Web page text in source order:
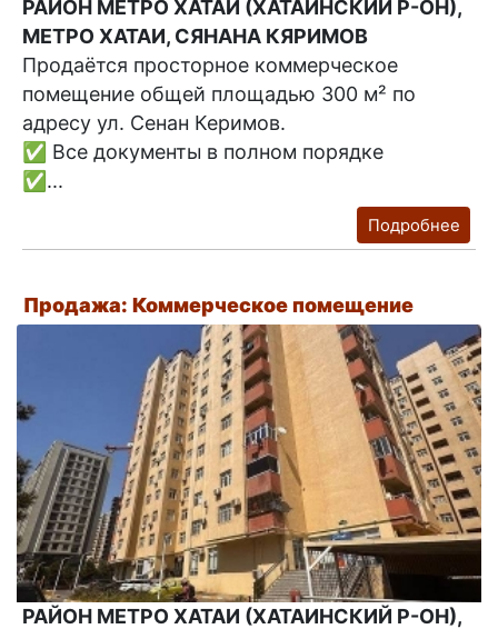
РАЙОН МЕТРО ХАТАИ (ХАТАИНСКИЙ Р-ОН),
МЕТРО ХАТАИ, СЯНАНА КЯРИМОВ
Продаётся просторное коммерческое
помещение общей площадью 300 м² по
адресу ул. Сенан Керимов.
✅ Все документы в полном порядке
✅...
Подробнее
Продажа: Коммерческое помещение
РАЙОН МЕТРО ХАТАИ (ХАТАИНСКИЙ Р-ОН),